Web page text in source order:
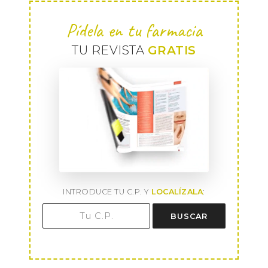
Pídela en tu farmacia
TU REVISTA GRATIS
INTRODUCE TU C.P. Y LOCALÍZALA:
BUSCAR